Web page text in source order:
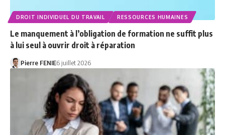
DROIT INDIVIDUEL DU TRAVAIL RESSOURCES HUMAINES
Le manquement à l’obligation de formation ne suffit plus
à lui seul à ouvrir droit à réparation
Pierre FENIE6 juillet 2026